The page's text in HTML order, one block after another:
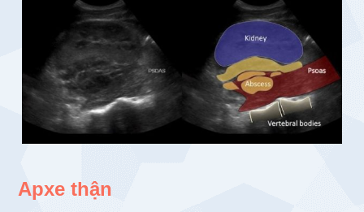
Apxe thận